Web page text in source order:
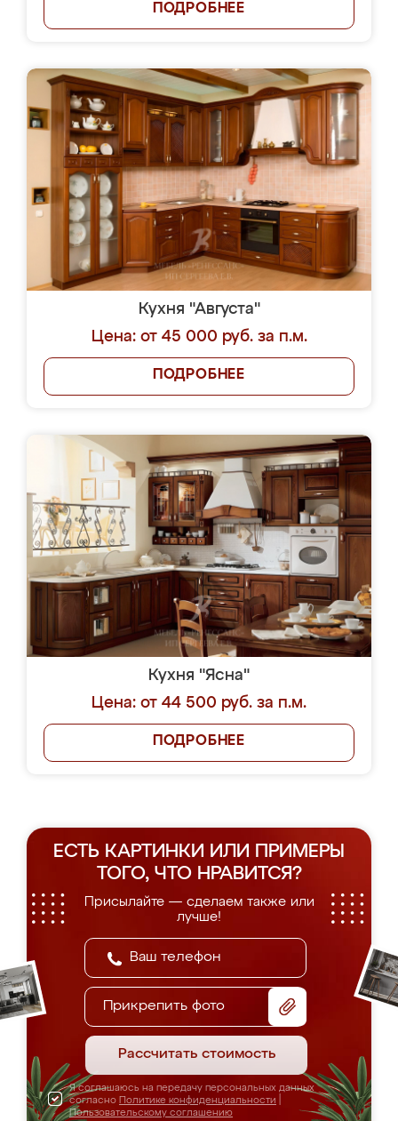
ПОДРОБНЕЕ
Кухня "Августа"
Цена: от 45 000 руб. за п.м.
ПОДРОБНЕЕ
Кухня "Ясна"
Цена: от 44 500 руб. за п.м.
ПОДРОБНЕЕ
ЕСТЬ КАРТИНКИ ИЛИ ПРИМЕРЫ
ТОГО, ЧТО НРАВИТСЯ?
Присылайте — сделаем также или
лучше!
Прикрепить фото
Рассчитать стоимость
Я соглашаюсь на передачу персональных данных
согласно Политике конфиденциальности
Пользовательскому соглашению